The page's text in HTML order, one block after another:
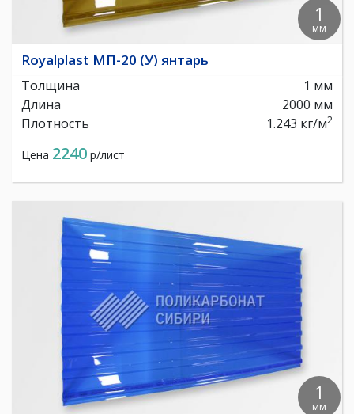
1
мм
Royalplast МП-20 (У) янтарь
Толщина
1 мм
Длина
2000 мм
Плотность
1.243 кг/м2
Цена 2240 р/лист
1
мм